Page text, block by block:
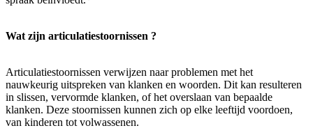
Wat zijn articulatiestoornissen ?
Articulatiestoornissen verwijzen naar problemen met het
nauwkeurig uitspreken van klanken en woorden. Dit kan resulteren
in slissen, vervormde klanken, of het overslaan van bepaalde
klanken. Deze stoornissen kunnen zich op elke leeftijd voordoen,
van kinderen tot volwassenen.